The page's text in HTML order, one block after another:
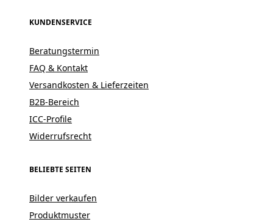
KUNDENSERVICE
Beratungstermin
FAQ & Kontakt
Versandkosten & Lieferzeiten
B2B-Bereich
ICC-Profile
Widerrufsrecht
BELIEBTE SEITEN
Bilder verkaufen
Produktmuster